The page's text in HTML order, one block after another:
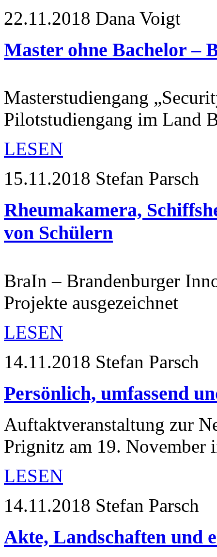
22.11.2018 Dana Voigt
Master ohne Bachelor –
Masterstudiengang
Pilotstudiengang im Land
LESEN
15.11.2018 Stefan Parsch
Rheumakamera,
von Schülern
BraIn – Brandenburger
Projekte ausgezeichnet
LESEN
14.11.2018 Stefan Parsch
Persönlich, umfassend
Auftaktveranstaltung zur
Prignitz am 19. November
LESEN
14.11.2018 Stefan Parsch
Akte, Landschaften und